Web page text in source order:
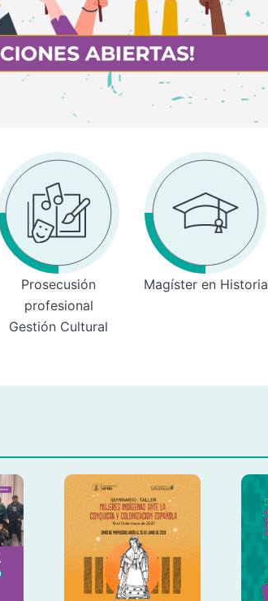
Prosecusión
profesional
Gestión Cultural
Magíster en Historia